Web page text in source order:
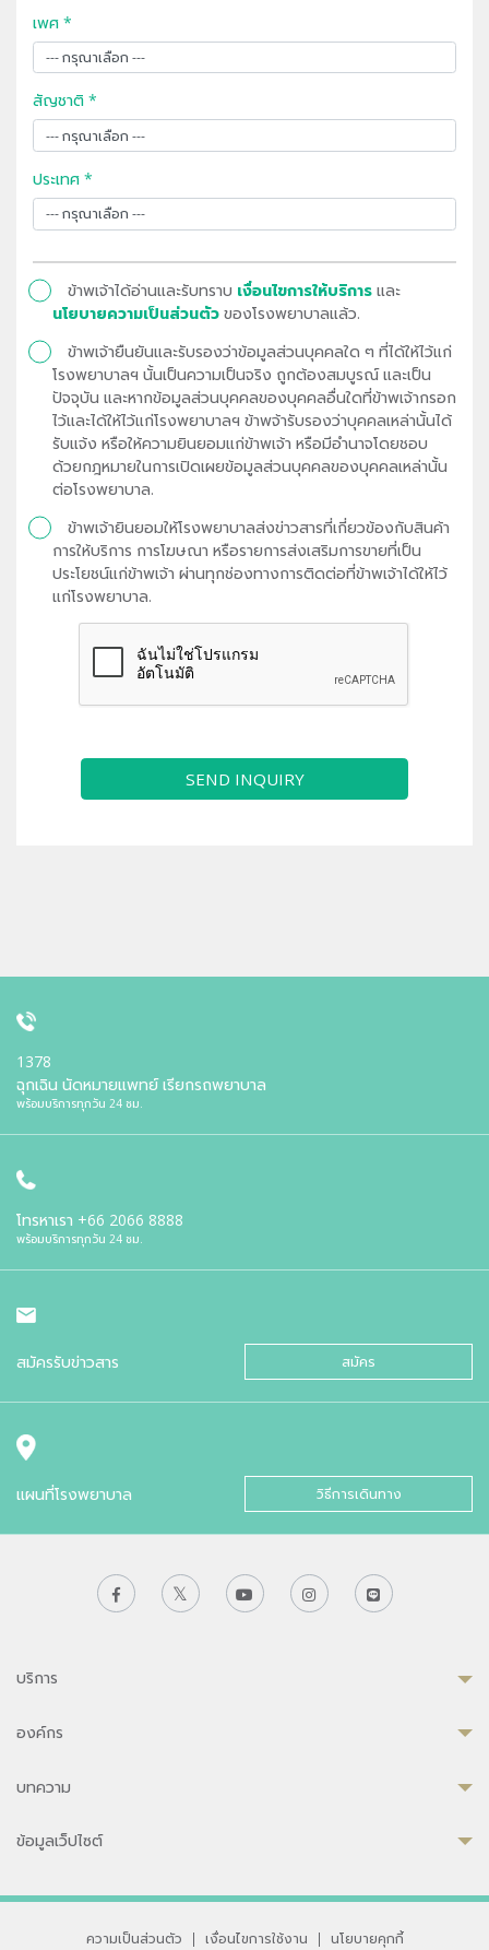
เพศ *
สัญชาติ *
ประเทศ *
ข้าพเจ้าได้อ่านและรับทราบ เงื่อนไขการให้บริการ และ
นโยบายความเป็นส่วนตัว ของโรงพยาบาลแล้ว.
ข้าพเจ้ายืนยันและรับรองว่าข้อมูลส่วนบุคคลใด ๆ ที่ได้ให้ไว้แก่
โรงพยาบาลฯ นั้นเป็นความเป็นจริง ถูกต้องสมบูรณ์ และเป็น
ปัจจุบัน และหากข้อมูลส่วนบุคคลของบุคคลอื่นใดที่ข้าพเจ้ากรอก
ไว้และได้ให้ไว้แก่โรงพยาบาลฯ ข้าพจ้ารับรองว่าบุคคลเหล่านั้นได้
รับแจ้ง หรือให้ความยินยอมแก่ข้าพเจ้า หรือมีอำนาจโดยชอบ
ด้วยกฎหมายในการเปิดเผยข้อมูลส่วนบุคคลของบุคคลเหล่านั้น
ต่อโรงพยาบาล.
ข้าพเจ้ายินยอมให้โรงพยาบาลส่งข่าวสารที่เกี่ยวข้องกับสินค้า
การให้บริการ การโฆษณา หรือรายการส่งเสริมการขายที่เป็น
ประโยชน์แก่ข้าพเจ้า ผ่านทุกช่องทางการติดต่อที่ข้าพเจ้าได้ให้ไว้
แก่โรงพยาบาล.
SEND INQUIRY
1378
ฉุกเฉิน นัดหมายแพทย์ เรียกรถพยาบาล
พร้อมบริการทุกวัน 24 ชม.
โทรหาเรา +66 2066 8888
พร้อมบริการทุกวัน 24 ชม.
สมัครรับข่าวสาร สมัคร
แผนที่โรงพยาบาล วิธีการเดินทาง
บริการ
องค์กร
บทความ
ข้อมูลเว็ปไซต์
ความเป็นส่วนตัว | เงื่อนไขการใช้งาน | นโยบายคุกกี้